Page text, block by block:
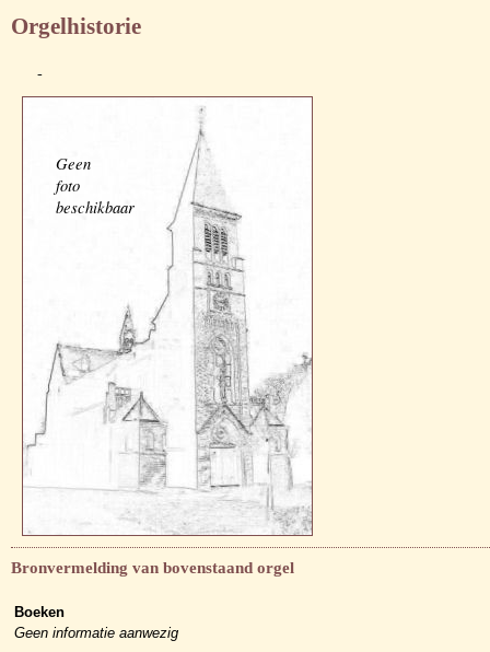
Orgelhistorie
-
Geen
foto
beschikbaar
Bronvermelding van bovenstaand orgel
Boeken
Geen informatie aanwezig